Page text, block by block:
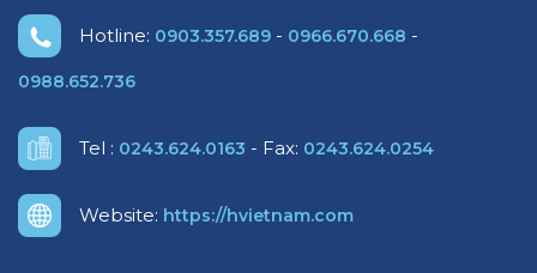
Hotline: 0903.357.689 - 0966.670.668 -
0988.652.736
Tel : 0243.624.0163 - Fax: 0243.624.0254
Website: https://hvietnam.com